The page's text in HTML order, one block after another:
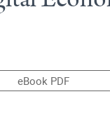
eBook PDF